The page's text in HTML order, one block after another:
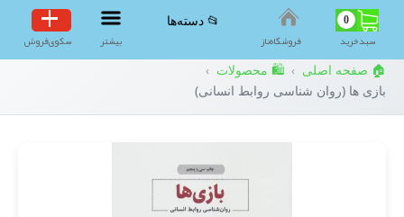
0
سبد‌خرید فروشگاه‌ناز
📂 دسته‌ها
بیشتر سکوی‌فروش
🏠 صفحه اصلی › 🛍️ محصولات ›
بازی ها (روان شناسی روابط انسانی)